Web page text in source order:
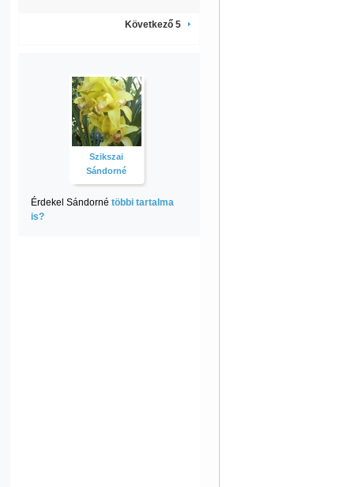
Következő 5
Szikszai
Sándorné
Érdekel Sándorné többi tartalma
is?